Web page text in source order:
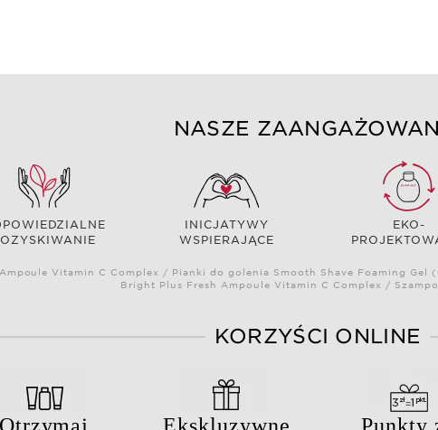
NASZE
INICJATYWY
WSPIERAJĄCE
EKO-
Vitamin C Complex / Pianki do golenia Smooth Shave Foaming
Bright Plus Fresh Ampoule Vitamin C Complex /
KORZYŚCI ONLINE